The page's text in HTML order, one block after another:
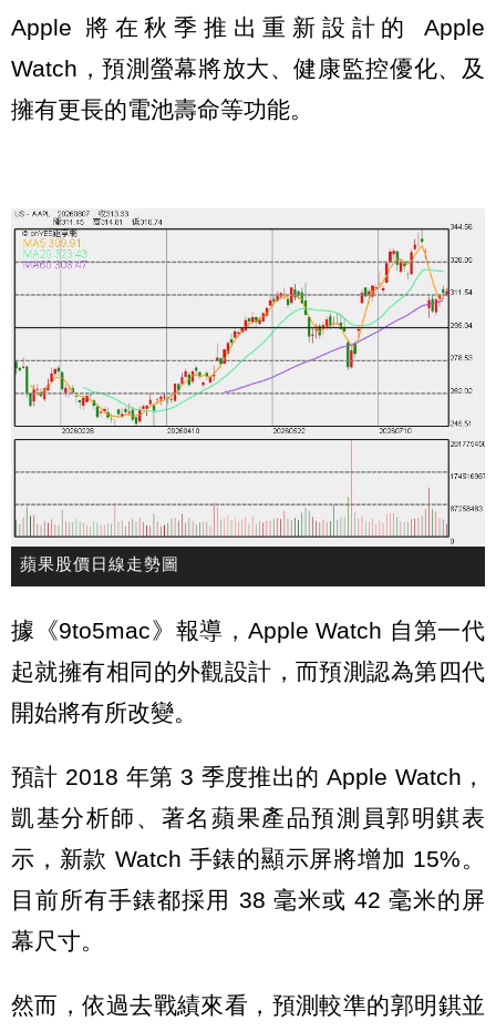
Apple 將在秋季推出重新設計的 Apple
Watch，預測螢幕將放大、健康監控優化、及
擁有更長的電池壽命等功能。
蘋果股價日線走勢圖
據《9to5mac》報導，Apple Watch 自第一代
起就擁有相同的外觀設計，而預測認為第四代
開始將有所改變。
預計 2018 年第 3 季度推出的 Apple Watch，
凱基分析師、著名蘋果產品預測員郭明錤表
示，新款 Watch 手錶的顯示屏將增加 15%。
目前所有手錶都採用 38 毫米或 42 毫米的屏
幕尺寸。
然而，依過去戰績來看，預測較準的郭明錤並